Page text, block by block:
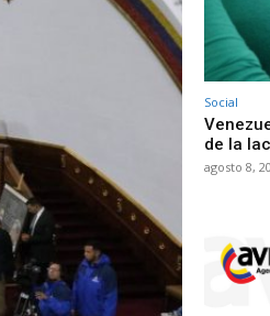
Social
de la
agosto 8,